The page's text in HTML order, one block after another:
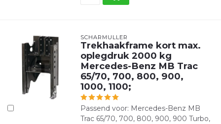
SCHARMÜLLER
Trekhaakframe kort max.
oplegdruk 2000 kg
Mercedes-Benz MB Trac
65/70, 700, 800, 900,
1000, 1100;
Passend voor: Mercedes-Benz MB
Trac 65/70, 700, 800, 900, 900 Turbo,